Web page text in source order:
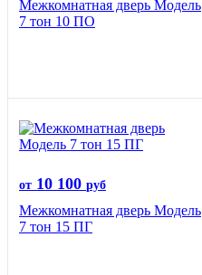
Межкомнатная дверь Модель
7 тон 10 ПО
от 10 100 руб
Межкомнатная дверь Модель
7 тон 15 ПГ